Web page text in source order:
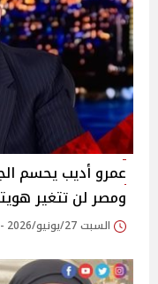
عمرو أديب يحسم
ومصر لن تتغير
السبت 27/يونيو/2026 - 12:08 ص